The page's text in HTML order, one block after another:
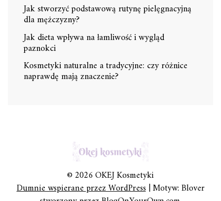
Jak stworzyć podstawową rutynę pielęgnacyjną
dla mężczyzny?
Jak dieta wpływa na łamliwość i wygląd
paznokci
Kosmetyki naturalne a tradycyjne: czy różnice
naprawdę mają znaczenie?
© 2026 OKEJ Kosmetyki
Dumnie wspierane przez WordPress|Motyw: Blover